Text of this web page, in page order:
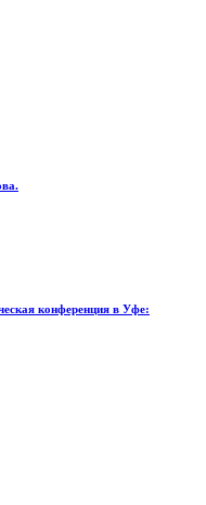
конференция в Уфе: